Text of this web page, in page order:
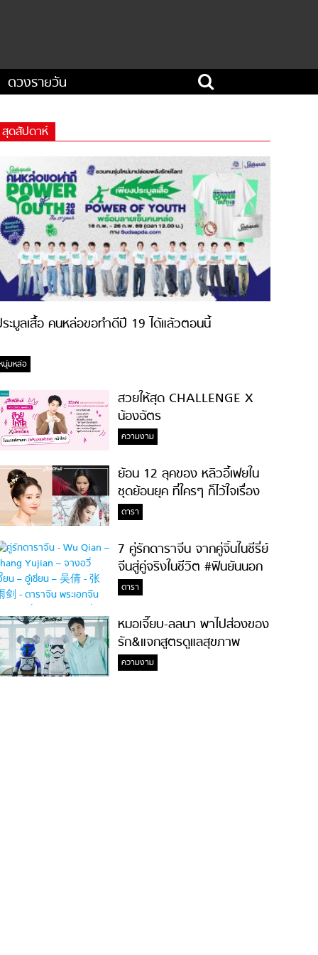
ดวงรายวัน
สุดสัปดาห์
ะมูลเสื้อ คนหล่อขอทำดีปี 19 ได้แล้วตอนนี้
นุ่มหล่อ
สวยให้สุด CHALLENGE X
น้องฉัตร
ความงาม
ย้อน 12 ลุคของ หลิวอี้เฟยใน
ชุดย้อนยุค ที่ใครๆ ก็ไว้ใจเรื่อง
ความสวย!
ดารา
7 คู่รักดาราจีน จากคู่จิ้นในซีรี่ย์
จีนสู่คู่จริงในชีวิต #ฟินยันนอก
จอ
ดารา
หมอเจี๊ยบ-ลลนา พาไปส่องของ
รัก&แจกสูตรดูแลสุขภาพ
#ล้างจมูกไม่ยากจะสอนให้
ความงาม